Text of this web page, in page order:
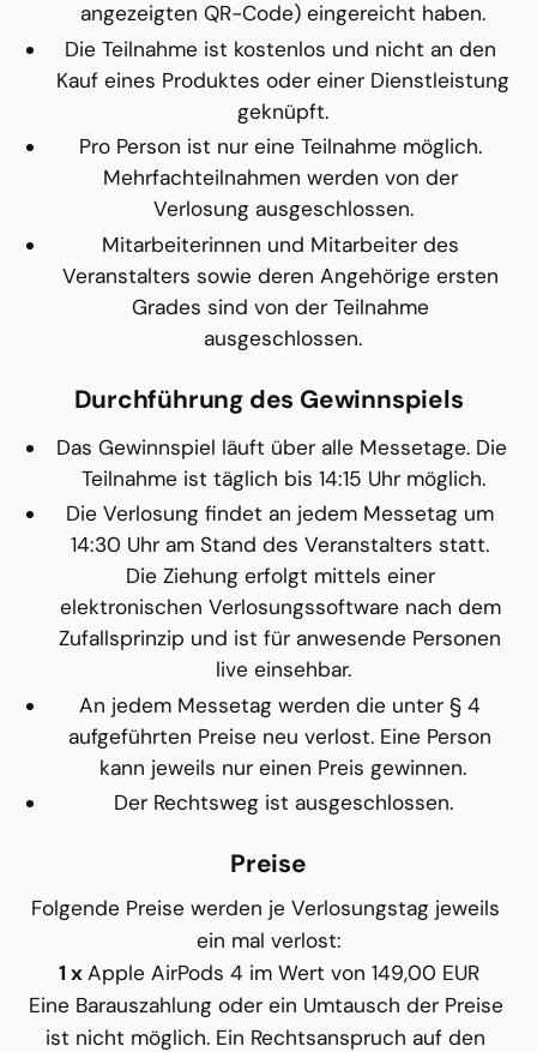
angezeigten QR-Code) eingereicht haben.
Die Teilnahme ist kostenlos und nicht an den
Kauf eines Produktes oder einer Dienstleistung
geknüpft.
Pro Person ist nur eine Teilnahme möglich.
Mehrfachteilnahmen werden von der
Verlosung ausgeschlossen.
Mitarbeiterinnen und Mitarbeiter des
Veranstalters sowie deren Angehörige ersten
Grades sind von der Teilnahme
ausgeschlossen.
Durchführung des Gewinnspiels
Das Gewinnspiel läuft über alle Messetage. Die
Teilnahme ist täglich bis 14:15 Uhr möglich.
Die Verlosung findet an jedem Messetag um
14:30 Uhr am Stand des Veranstalters statt.
Die Ziehung erfolgt mittels einer
elektronischen Verlosungssoftware nach dem
Zufallsprinzip und ist für anwesende Personen
live einsehbar.
An jedem Messetag werden die unter § 4
aufgeführten Preise neu verlost. Eine Person
kann jeweils nur einen Preis gewinnen.
Der Rechtsweg ist ausgeschlossen.
Preise
Folgende Preise werden je Verlosungstag jeweils
ein mal verlost:
1 x Apple AirPods 4 im Wert von 149,00 EUR
Eine Barauszahlung oder ein Umtausch der Preise
ist nicht möglich. Ein Rechtsanspruch auf den